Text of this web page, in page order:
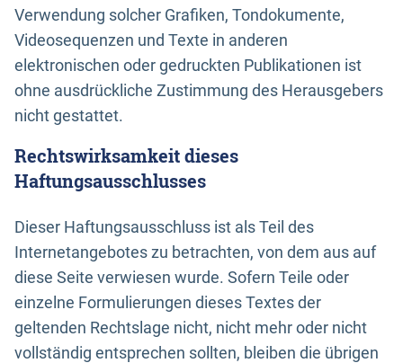
Verwendung solcher Grafiken, Tondokumente,
Videosequenzen und Texte in anderen
elektronischen oder gedruckten Publikationen ist
ohne ausdrückliche Zustimmung des Herausgebers
nicht gestattet.
Rechtswirksamkeit dieses
Haftungsausschlusses
Dieser Haftungsausschluss ist als Teil des
Internetangebotes zu betrachten, von dem aus auf
diese Seite verwiesen wurde. Sofern Teile oder
einzelne Formulierungen dieses Textes der
geltenden Rechtslage nicht, nicht mehr oder nicht
vollständig entsprechen sollten, bleiben die übrigen